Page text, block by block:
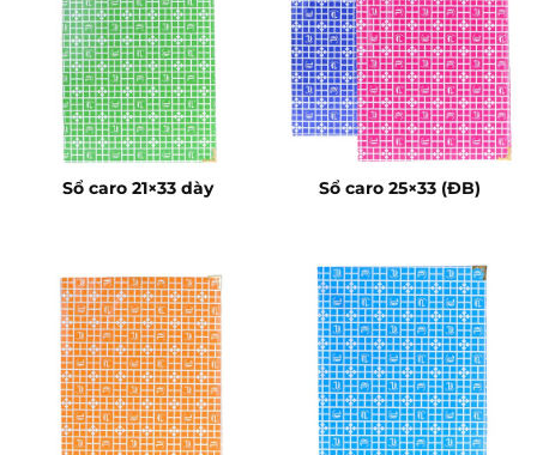
Sổ caro 21×33 dày Sổ caro 25×33 (ĐB)